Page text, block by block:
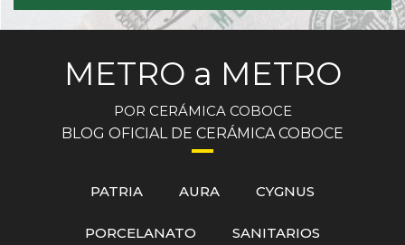
METRO a METRO
POR CERÁMICA COBOCE
BLOG OFICIAL DE CERÁMICA COBOCE
PATRIA AURA CYGNUS
PORCELANATO SANITARIOS